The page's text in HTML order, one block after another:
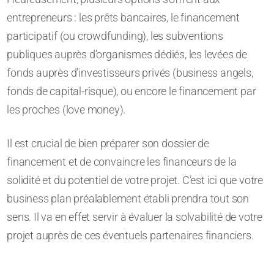
entrepreneurs : les prêts bancaires, le financement
participatif (ou crowdfunding), les subventions
publiques auprès d’organismes dédiés, les levées de
fonds auprès d’investisseurs privés (business angels,
fonds de capital-risque), ou encore le financement par
les proches (love money).
Il est crucial de bien préparer son dossier de
financement et de convaincre les financeurs de la
solidité et du potentiel de votre projet. C’est ici que votre
business plan préalablement établi prendra tout son
sens. Il va en effet servir à évaluer la solvabilité de votre
projet auprès de ces éventuels partenaires financiers.